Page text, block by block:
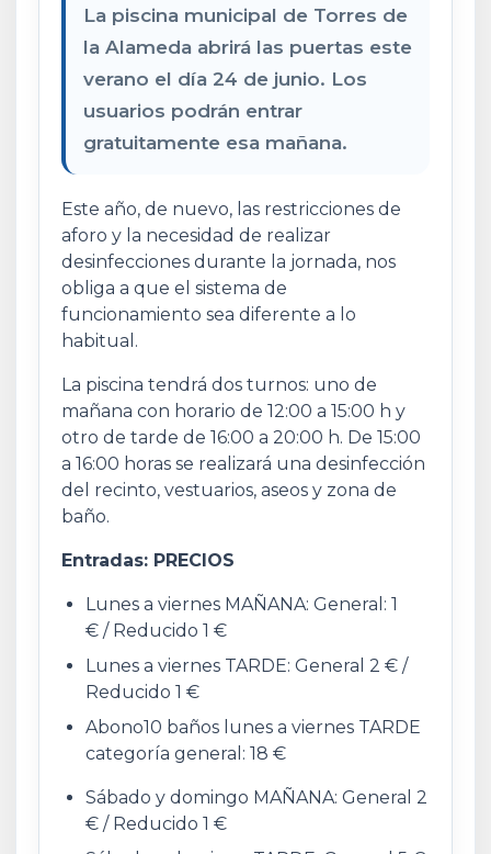
La piscina municipal de Torres de
la Alameda abrirá las puertas este
verano el día 24 de junio. Los
usuarios podrán entrar
gratuitamente esa mañana.
Este año, de nuevo, las restricciones de
aforo y la necesidad de realizar
desinfecciones durante la jornada, nos
obliga a que el sistema de
funcionamiento sea diferente a lo
habitual.
La piscina tendrá dos turnos: uno de
mañana con horario de 12:00 a 15:00 h y
otro de tarde de 16:00 a 20:00 h. De 15:00
a 16:00 horas se realizará una desinfección
del recinto, vestuarios, aseos y zona de
baño.
Entradas: PRECIOS
Lunes a viernes MAÑANA: General: 1
€ / Reducido 1 €
Lunes a viernes TARDE: General 2 € /
Reducido 1 €
Abono10 baños lunes a viernes TARDE
categoría general: 18 €
Sábado y domingo MAÑANA: General 2
€ / Reducido 1 €